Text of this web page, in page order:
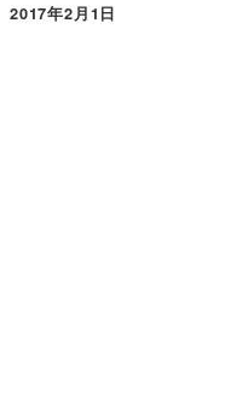
投稿日
2017年2月1日